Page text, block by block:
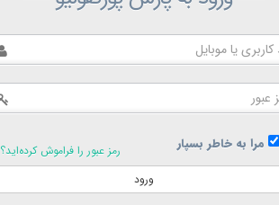
مرا به خاطر بسپار
رمز عبور را فراموش کرده‌اید؟
ورود
ثبت‌نام
در حال حاضر عضو هستید؟
سامانه مدیریت و بهینه‌سازی سبد سهام